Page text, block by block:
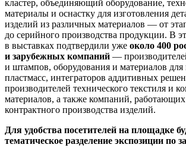
кластер, объединяющий оборудование,
материалы и оснастку для изготовления
изделий из различных материалов — от
до серийного производства продукции. В
в выставках подтвердили уже около 400
и зарубежных компаний —
и штампов, оборудования и материалов для
пластмасс, интеграторов аддитивных
производителей технического текстиля и
материалов, а также компаний,
контрактного производства изделий.
Для удобства посетителей на площадке
тематическое разделение экспозиции по